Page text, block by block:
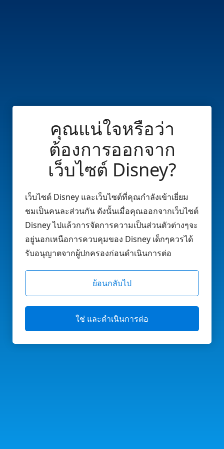
คุณแน่ใจหรือว่า
ต้องการออกจาก
เว็บไซต์ Disney?
เว็บไซต์ Disney และเว็บไซต์ที่คุณกำลังเข้าเยี่ยม
ชมเป็นคนละส่วนกัน ดังนั้นเมื่อคุณออกจากเว็บไซต์
Disney ไปแล้วการจัดการความเป็นส่วนตัวต่างๆจะ
อยู่นอกเหนือการควบคุมของ Disney เด็กๆควรได้
รับอนุญาตจากผู้ปกครองก่อนดำเนินการต่อ
ย้อนกลับไป
ใช่ และดำเนินการต่อ